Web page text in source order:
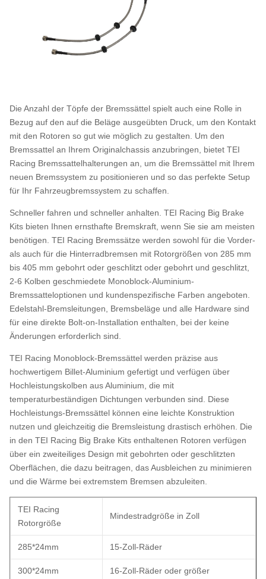
Die Anzahl der Töpfe der Bremssättel spielt auch eine Rolle in
Bezug auf den auf die Beläge ausgeübten Druck, um den Kontakt
mit den Rotoren so gut wie möglich zu gestalten. Um den
Bremssattel an Ihrem Originalchassis anzubringen, bietet TEI
Racing Bremssattelhalterungen an, um die Bremssättel mit Ihrem
neuen Bremssystem zu positionieren und so das perfekte Setup
für Ihr Fahrzeugbremssystem zu schaffen.
Schneller fahren und schneller anhalten. TEI Racing Big Brake
Kits bieten Ihnen ernsthafte Bremskraft, wenn Sie sie am meisten
benötigen. TEI Racing Bremssätze werden sowohl für die Vorder-
als auch für die Hinterradbremsen mit Rotorgrößen von 285 mm
bis 405 mm gebohrt oder geschlitzt oder gebohrt und geschlitzt,
2-6 Kolben geschmiedete Monoblock-Aluminium-
Bremssatteloptionen und kundenspezifische Farben angeboten.
Edelstahl-Bremsleitungen, Bremsbeläge und alle Hardware sind
für eine direkte Bolt-on-Installation enthalten, bei der keine
Änderungen erforderlich sind.
TEI Racing Monoblock-Bremssättel werden präzise aus
hochwertigem Billet-Aluminium gefertigt und verfügen über
Hochleistungskolben aus Aluminium, die mit
temperaturbeständigen Dichtungen verbunden sind. Diese
Hochleistungs-Bremssättel können eine leichte Konstruktion
nutzen und gleichzeitig die Bremsleistung drastisch erhöhen. Die
in den TEI Racing Big Brake Kits enthaltenen Rotoren verfügen
über ein zweiteiliges Design mit gebohrten oder geschlitzten
Oberflächen, die dazu beitragen, das Ausbleichen zu minimieren
und die Wärme bei extremstem Bremsen abzuleiten.
TEI Racing
Rotorgröße
Mindestradgröße in Zoll
285*24mm 15-Zoll-Räder
300*24mm 16-Zoll-Räder oder größer